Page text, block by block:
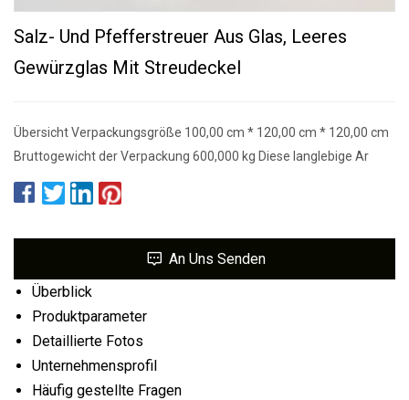
Salz- Und Pfefferstreuer Aus Glas, Leeres
Gewürzglas Mit Streudeckel
Übersicht Verpackungsgröße 100,00 cm * 120,00 cm * 120,00 cm
Bruttogewicht der Verpackung 600,000 kg Diese langlebige Ar
An Uns Senden
Überblick
Produktparameter
Detaillierte Fotos
Unternehmensprofil
Häufig gestellte Fragen